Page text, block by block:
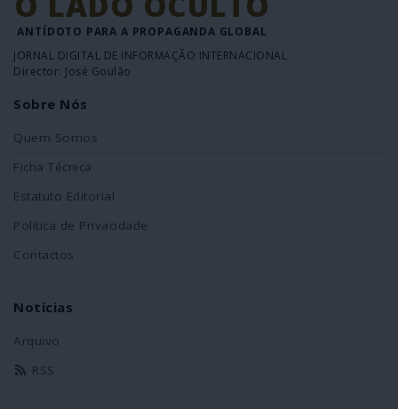
ANTÍDOTO PARA A PROPAGANDA GLOBAL
JORNAL DIGITAL DE INFORMAÇÃO INTERNACIONAL
Director: José Goulão
Sobre Nós
Quem Somos
Ficha Técnica
Estatuto Editorial
Política de Privacidade
Contactos
Notícias
Arquivo
RSS